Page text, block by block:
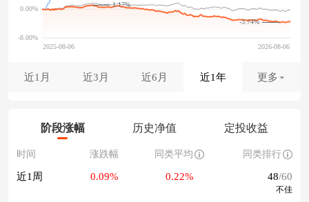
-3.74%
1.17%
近1月 近3月 近6月 近1年 更多
阶段涨幅 历史净值 定投收益
时间 涨跌幅 同类平均 同类排行
近1周 0.09% 0.22% 48/60
不佳